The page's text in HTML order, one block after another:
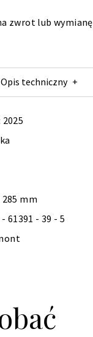
zwrot lub wymianę
Opis techniczny
mm
61391 - 39 - 5